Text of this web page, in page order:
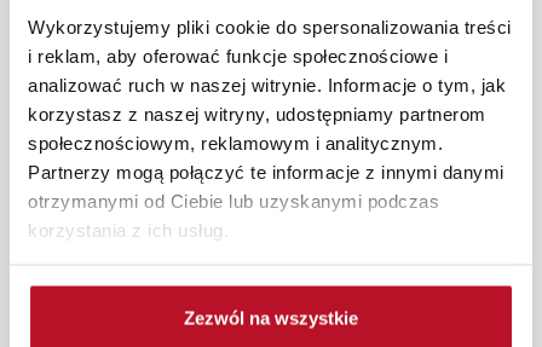
Wykorzystujemy pliki cookie do spersonalizowania treści
i reklam, aby oferować funkcje społecznościowe i
analizować ruch w naszej witrynie. Informacje o tym, jak
korzystasz z naszej witryny, udostępniamy partnerom
społecznościowym, reklamowym i analitycznym.
Partnerzy mogą połączyć te informacje z innymi danymi
otrzymanymi od Ciebie lub uzyskanymi podczas
korzystania z ich usług.
Zezwól na wszystkie
pomieszczenia wraz z wyceną. Każde zamówienie
złożone w sklepie stacjonarnym dostarczymy do 3 dni
roboczych na terenie całej Polski. W przypadku
zamówień internetowych czas dostawy wynosi do 5 dni
roboczych, również na terenie całego kraju. Wszystkie
zamówienia powyżej 1000 zł dostarczamy gratis
niezależnie od miejsca złożenia zamówienia.
Rzeczywiste kolory i struktura materiałów mogą różnić
się od widocznych na ekranie, zależnie od ustawień